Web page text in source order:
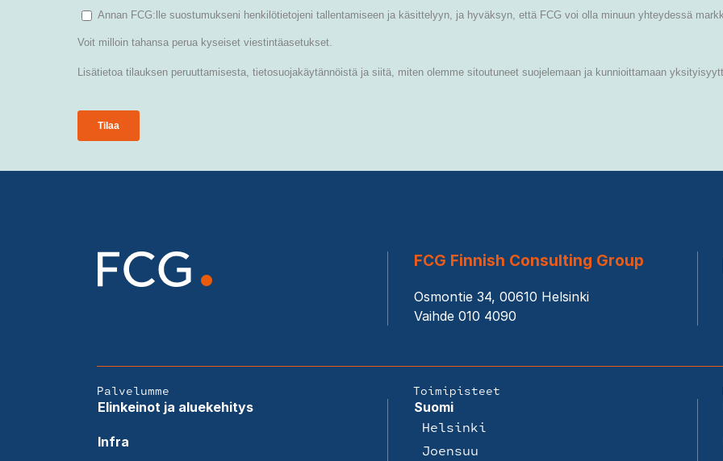
FCG Finnish Consulting Group
Osmontie 34, 00610 Helsinki
Vaihde 010 4090
Palvelumme
Elinkeinot ja aluekehitys
Infra
Toimipisteet
Suomi
Helsinki
Joensuu